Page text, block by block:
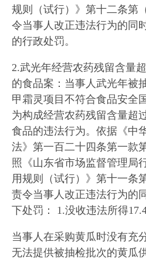
规则（试行）》第十二条第
令当事人改正违法行为的同
的行政处罚。
2.武光年经营农药残留含量
的食品案：当事人武光年被
甲霜灵项目不符合食品安全
为构成经营农药残留含量超
食品的违法行为。依据《中
法》第一百二十四条第一款
照《山东省市场监督管理局
用规则（试行）》第十一条
责令当事人改正违法行为的
下处罚： 1.没收违法所得
当事人在采购黄瓜时没有充
无法提供被抽检批次的黄瓜